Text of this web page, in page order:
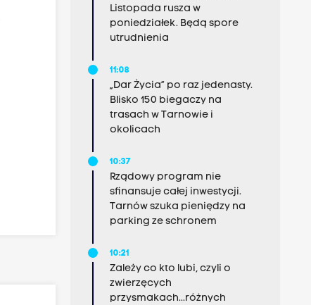
Listopada rusza w
poniedziałek. Będą spore
utrudnienia
11:08
„Dar Życia” po raz jedenasty.
Blisko 150 biegaczy na
trasach w Tarnowie i
okolicach
10:37
Rządowy program nie
sfinansuje całej inwestycji.
Tarnów szuka pieniędzy na
parking ze schronem
10:21
Zależy co kto lubi, czyli o
zwierzęcych
przysmakach...różnych